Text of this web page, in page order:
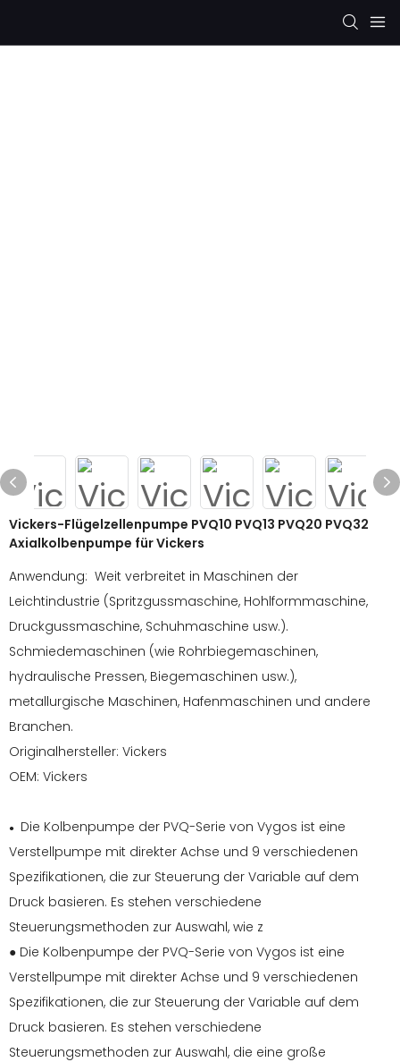
Vickers-Flügelzellenpumpe PVQ10 PVQ13 PVQ20 PVQ32
Axialkolbenpumpe für Vickers
Anwendung: Weit verbreitet in Maschinen der
Leichtindustrie (Spritzgussmaschine, Hohlformmaschine,
Druckgussmaschine, Schuhmaschine usw.).
Schmiedemaschinen (wie Rohrbiegemaschinen,
hydraulische Pressen, Biegemaschinen usw.),
metallurgische Maschinen, Hafenmaschinen und andere
Branchen.
Originalhersteller: Vickers
OEM: Vickers
● Die Kolbenpumpe der PVQ-Serie von Vygos ist eine
Verstellpumpe mit direkter Achse und 9 verschiedenen
Spezifikationen, die zur Steuerung der Variable auf dem
Druck basieren. Es stehen verschiedene
Steuerungsmethoden zur Auswahl, wie z
● Die Kolbenpumpe der PVQ-Serie von Vygos ist eine
Verstellpumpe mit direkter Achse und 9 verschiedenen
Spezifikationen, die zur Steuerung der Variable auf dem
Druck basieren. Es stehen verschiedene
Steuerungsmethoden zur Auswahl, die eine große